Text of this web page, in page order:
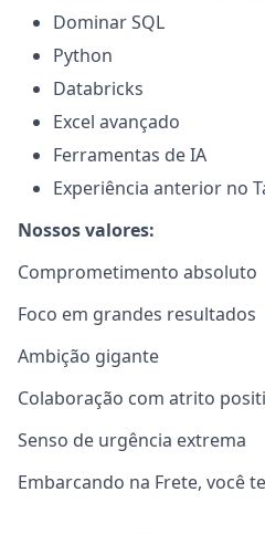
Dominar SQL
Python
Databricks
Excel avançado
Ferramentas de IA
Experiência anterior no
Nossos valores:
Comprometimento absoluto
Foco em grandes resultados
Ambição gigante
Colaboração com atrito
Senso de urgência extrema
Embarcando na Frete, você